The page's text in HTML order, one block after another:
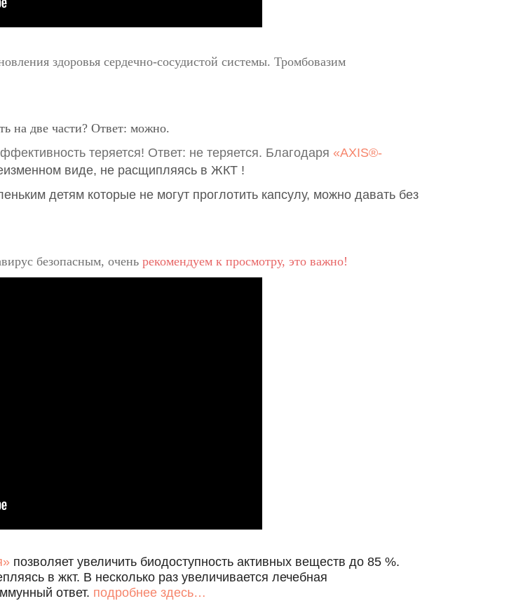
здоровья сердечно-сосудистой системы. Тромбовазим
на две части? Ответ: можно.
теряется! Ответ: не теряется. Благодаря «AXIS®-
виде, не расщипляясь в ЖКТ !
детям которые не могут проглотить капсулу, можно давать без
безопасным, очень рекомендуем к просмотру, это важно!
позволяет увеличить биодоступность активных веществ до 85 %.
в жкт. В несколько раз увеличивается лечебная
ответ. подробнее здесь…